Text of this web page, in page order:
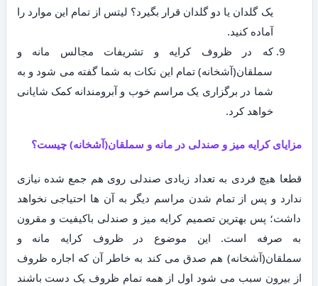
یک گلدان یا دو گلدان قرار بگیرد؟ لیتس از تمام این موارد را
آماده کنید.
که در ظروف کرایه و تشریفات مجالس مانه و
سملقان(آشخانه) تمام این نکات به شما گفته می شود و به
شما در برگزاری یک مراسم خوب و آبرومندانه کمک شایانی
خواهد کرد.
مزایای کرایه میز و صندلی در مانه و سملقان(آشخانه) چیست؟
قطعا هیچ فردی به تعداد زیادی صندلی روی هم جمع شده نیازی
ندارد و پس از تمام شدن مراسم دیگر به آن ها احتیاجی نخواهد
داشت؛ پس بهترین تصمیم کرایه میز و صندلی باکیفیت و مقرون
به صرفه است. این موضوع در ظروف کرایه مانه و
سملقان(آشخانه) هم صدق می کند به خاطر آن که اجاره ظروف
از بیرون سبب می شود اول از همه تمام ظروف یک دست باشند